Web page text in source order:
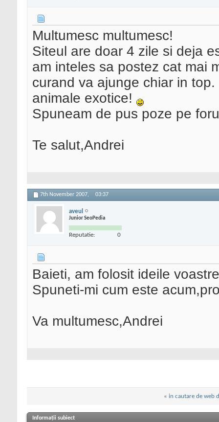
Multumesc multumesc!
Siteul are doar 4 zile si deja
am inteles sa postez cat mai
curand va ajunge chiar in
animale exotice!
Spuneam de pus poze pe
Te salut,Andrei
7th November 2007, 03:37
aveul
Junior SeoPedia
Reputatie: 0
Baieti, am folosit ideile
Spuneti-mi cum este
Va multumesc,Andrei
« in cautare de web
Informații subiect